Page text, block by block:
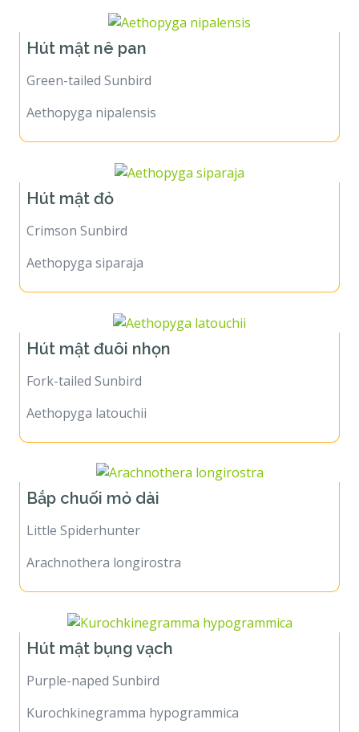
Hút mật nê pan
Aethopyga nipalensis
Hút mật đỏ
Aethopyga siparaja
Hút mật đuôi nhọn
Aethopyga latouchii
Bắp chuối mỏ dài
Little Spiderhunter
Arachnothera longirostra
Hút mật bụng vạch
Purple-naped Sunbird
Kurochkinegramma hypogrammica